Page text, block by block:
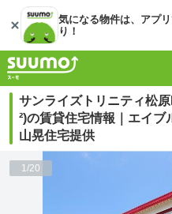
気になる物件は、アプ
り！
サンライズトリニティ松
²)の賃貸住宅情報｜エイ
山晃住宅提供
1/20